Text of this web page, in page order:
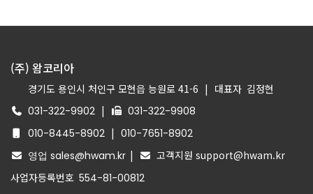
(주) 왐코리아
경기도 용인시 처인구 모현읍 능원로 41-6 | 대표자 김정현
031-322-9902 |
031-322-9908
010-8445-8902 | 010-7651-8902
영업 sales@hwam.kr |
고객지원 support@hwam.kr
사업자등록번호 554-81-00812